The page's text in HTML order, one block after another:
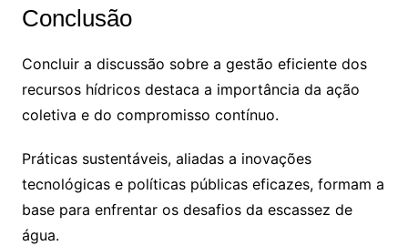
Conclusão
Concluir a discussão sobre a gestão eficiente dos
recursos hídricos destaca a importância da ação
coletiva e do compromisso contínuo.
Práticas sustentáveis, aliadas a inovações
tecnológicas e políticas públicas eficazes, formam a
base para enfrentar os desafios da escassez de
água.